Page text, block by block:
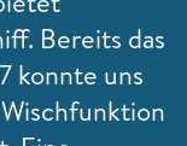
Bereits das
konnte uns